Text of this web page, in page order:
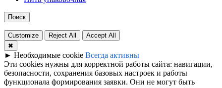
Поиск
Customize Reject All
Accept All
✖
► Необходимые cookie Всегда активны
Эти cookies нужны для корректной работы сайта: навигации,
безопасности, сохранения базовых настроек и работы
функционала формирования заявки. Они не могут быть